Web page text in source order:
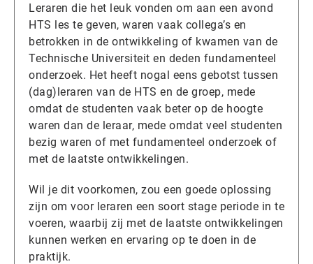
Leraren die het leuk vonden om aan een avond
HTS les te geven, waren vaak collega’s en
betrokken in de ontwikkeling of kwamen van de
Technische Universiteit en deden fundamenteel
onderzoek. Het heeft nogal eens gebotst tussen
(dag)leraren van de HTS en de groep, mede
omdat de studenten vaak beter op de hoogte
waren dan de leraar, mede omdat veel studenten
bezig waren of met fundamenteel onderzoek of
met de laatste ontwikkelingen.
Wil je dit voorkomen, zou een goede oplossing
zijn om voor leraren een soort stage periode in te
voeren, waarbij zij met de laatste ontwikkelingen
kunnen werken en ervaring op te doen in de
praktijk.